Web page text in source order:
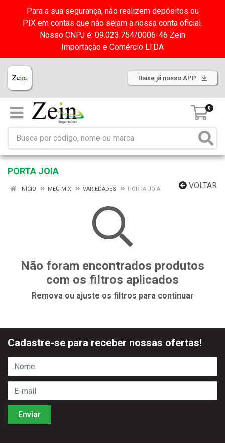
Para a sua segurança, não realizem depósitos ou
PIX em contas que não sejam a nossa conta oficial.
Nosso CNPJ é: 09.023.754/0006-46 Zein
Importação e Comércio LTDA
Baixe já nosso APP
0
PORTA JOIA
VOLTAR
INÍCIO MEU MIX VARIEDADES PORTA JOIA
Não foram encontrados produtos
com os filtros aplicados
Remova ou ajuste os filtros para continuar
Cadastre-se para receber nossas ofertas!